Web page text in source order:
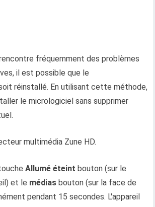
fréquemment des problèmes
il est possible que le
réinstallé. En utilisant cette méthode,
le micrologiciel sans supprimer
multimédia Zune HD.
Allumé éteintbouton (sur le
et le médias bouton (sur la face de
pendant 15 secondes. L'appareil